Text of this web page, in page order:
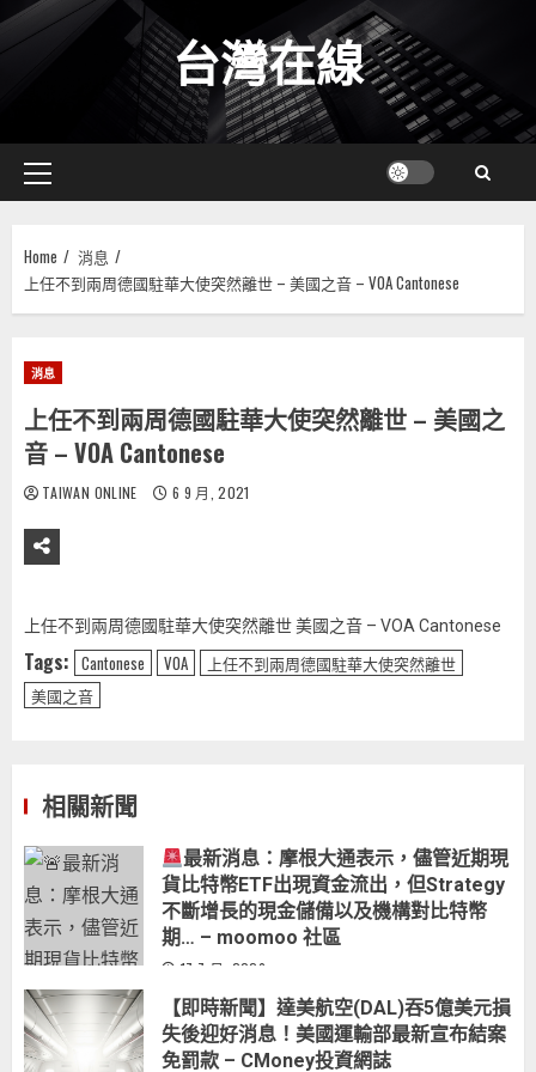
Skip
to
台灣在線
Primary
Menu
Home
消息
上任不到兩周德國駐華大使突然離世 – 美國之音 – VOA Cantonese
消息
上任不到兩周德國駐華大使突然離世 – 美國之
音 – VOA Cantonese
TAIWAN ONLINE 6 9 月, 2021
上任不到兩周德國駐華大使突然離世 美國之音 – VOA Cantonese
Tags: Cantonese VOA
上任不到兩周德國駐華大使突然離世
美國之音
相關新聞
最新消息：摩根大通表示，儘管近期現
貨比特幣ETF出現資金流出，但Strategy
不斷增長的現金儲備以及機構對比特幣
期… – moomoo 社區
17 7 月, 2026
【即時新聞】達美航空(DAL)吞5億美元損
失後迎好消息！美國運輸部最新宣布結案
免罰款 – CMoney投資網誌